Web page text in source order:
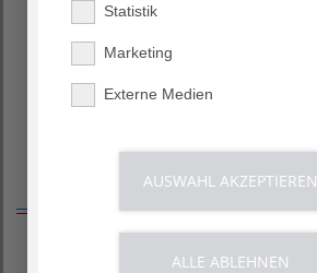
Information
Statistik
Marketing
Externe Medien
AUSWAHL AKZEPTIEREN
ALLE ABLEHNEN